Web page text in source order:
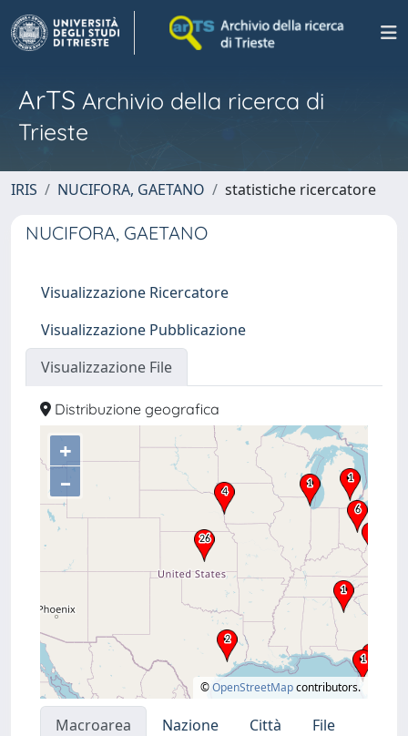
ArTS Archivio della ricerca di
Trieste
IRIS NUCIFORA, GAETANO statistiche ricercatore
NUCIFORA, GAETANO
Visualizzazione Ricercatore
Visualizzazione Pubblicazione
Visualizzazione File
Distribuzione geografica
+
–
©OpenStreetMapcontributors.
Macroarea Nazione Città
File